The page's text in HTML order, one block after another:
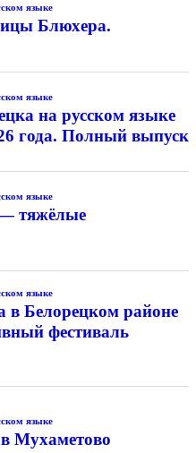
языке
Блюхера.
языке
на русском языке
года. Полный выпуск
языке
тяжёлые
языке
в Белорецком районе
фестиваль
языке
Мухаметово